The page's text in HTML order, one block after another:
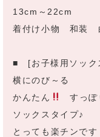
13cm～22cm
着付け小物 和装
■ [お子様用ソック
横にのび～る
かんたん
すっぽ
ソックスタイプ♪
とっても楽チンです